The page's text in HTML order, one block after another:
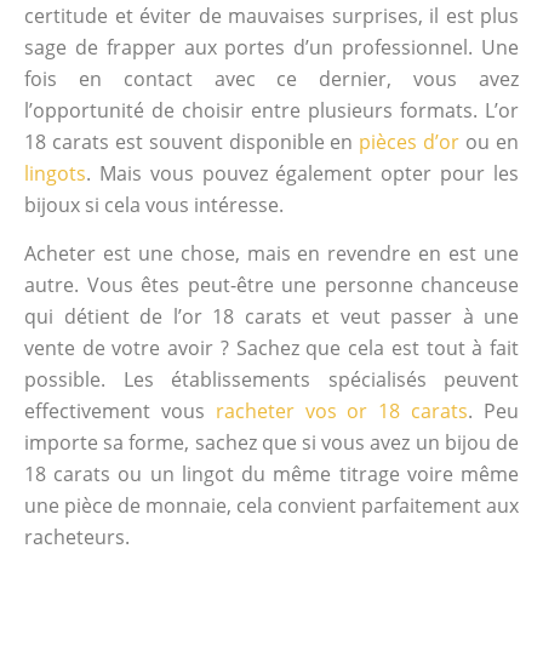
certitude et éviter de mauvaises surprises, il est plus
sage de frapper aux portes d’un professionnel. Une
fois en contact avec ce dernier, vous avez
l’opportunité de choisir entre plusieurs formats. L’or
18 carats est souvent disponible en pièces d’or ou en
lingots. Mais vous pouvez également opter pour les
bijoux si cela vous intéresse.
Acheter est une chose, mais en revendre en est une
autre. Vous êtes peut-être une personne chanceuse
qui détient de l’or 18 carats et veut passer à une
vente de votre avoir ? Sachez que cela est tout à fait
possible. Les établissements spécialisés peuvent
effectivement vous racheter vos or 18 carats. Peu
importe sa forme, sachez que si vous avez un bijou de
18 carats ou un lingot du même titrage voire même
une pièce de monnaie, cela convient parfaitement aux
racheteurs.